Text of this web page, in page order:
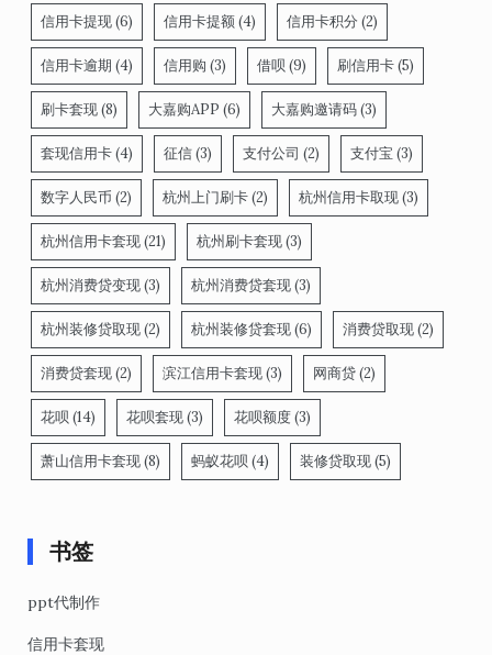
信用卡提现(6) 信用卡提额(4) 信用卡积分 (2)
信用卡逾期 (4) 信用购 (3) 借呗 (9) 刷信用卡(5)
刷卡套现(8) 大嘉购APP (6) 大嘉购邀请码(3)
套现信用卡(4) 征信(3) 支付公司 (2) 支付宝 (3)
数字人民币 (2) 杭州上门刷卡(2) 杭州信用卡取现(3)
杭州信用卡套现(21) 杭州刷卡套现(3)
杭州消费贷变现(3) 杭州消费贷套现(3)
杭州装修贷取现(2) 杭州装修贷套现(6) 消费贷取现(2)
消费贷套现(2) 滨江信用卡套现(3) 网商贷(2)
花呗 (14) 花呗套现(3) 花呗额度(3)
萧山信用卡套现(8) 蚂蚁花呗 (4) 装修贷取现(5)
书签
ppt代制作
信用卡套现